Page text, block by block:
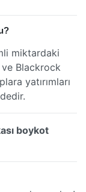
miktardaki
Blackrock
yatırımları
boykot